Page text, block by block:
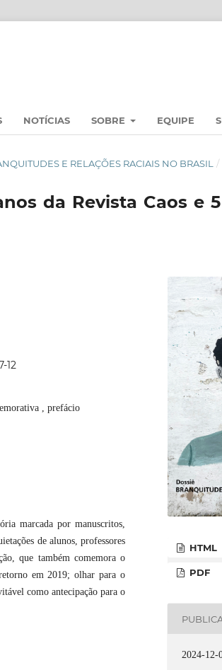
NOTÍCIAS SOBRE EQUIPE
E RELAÇÕES RACIAIS NO BRASIL /
da Revista Caos e
12
, prefácio
marcada por manuscritos,
de alunos, professores
que também comemora o
em 2019; olhar para o
como antecipação para o
HTML
PDF
2024-12-